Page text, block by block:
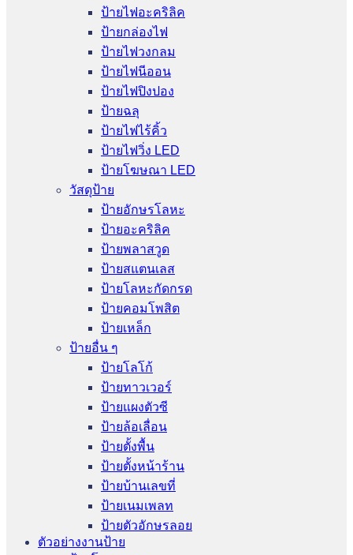
ป้ายไฟอะคริลิค
ป้ายกล่องไฟ
ป้ายไฟวงกลม
ป้ายไฟนีออน
ป้ายไฟปิงปอง
ป้ายฉลุ
ป้ายไฟไร้คิ้ว
ป้ายไฟวิ่ง LED
ป้ายโฆษณา LED
วัสดุป้าย
ป้ายอักษรโลหะ
ป้ายอะคริลิค
ป้ายพลาสวูด
ป้ายสแตนเลส
ป้ายโลหะกัดกรด
ป้ายคอมโพสิต
ป้ายเหล็ก
ป้ายอื่น ๆ
ป้ายโลโก้
ป้ายทาวเวอร์
ป้ายแผงตัวซี
ป้ายล้อเลื่อน
ป้ายตั้งพื้น
ป้ายตั้งหน้าร้าน
ป้ายบ้านเลขที่
ป้ายเนมเพลท
ป้ายตัวอักษรลอย
ตัวอย่างงานป้าย